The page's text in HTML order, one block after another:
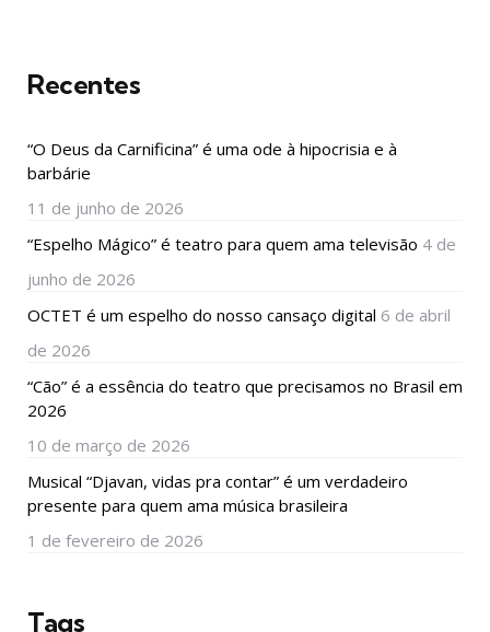
Recentes
“O Deus da Carnificina” é uma ode à hipocrisia e à
barbárie
11 de junho de 2026
“Espelho Mágico” é teatro para quem ama televisão 4 de
junho de 2026
OCTET é um espelho do nosso cansaço digital 6 de abril
de 2026
“Cão” é a essência do teatro que precisamos no Brasil em
2026
10 de março de 2026
Musical “Djavan, vidas pra contar” é um verdadeiro
presente para quem ama música brasileira
1 de fevereiro de 2026
Tags